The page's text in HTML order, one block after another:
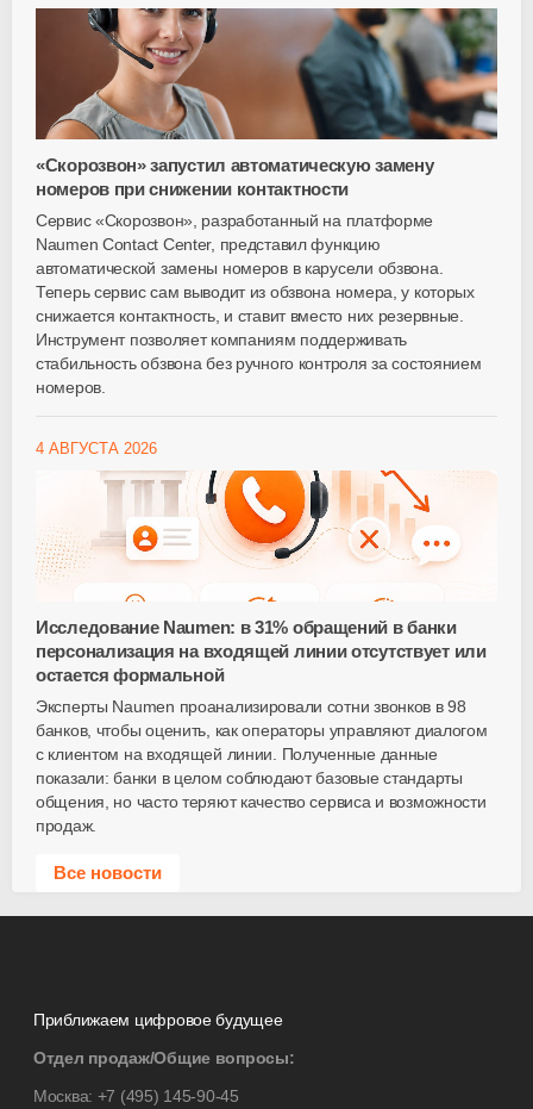
«Скорозвон» запустил автоматическую замену
номеров при снижении контактности
Сервис «Скорозвон», разработанный на платформе
Naumen Contact Center, представил функцию
автоматической замены номеров в карусели обзвона.
Теперь сервис сам выводит из обзвона номера, у которых
снижается контактность, и ставит вместо них резервные.
Инструмент позволяет компаниям поддерживать
стабильность обзвона без ручного контроля за состоянием
номеров.
4 АВГУСТА 2026
Исследование Naumen: в 31% обращений в банки
персонализация на входящей линии отсутствует или
остается формальной
Эксперты Naumen проанализировали сотни звонков в 98
банков, чтобы оценить, как операторы управляют диалогом
с клиентом на входящей линии. Полученные данные
показали: банки в целом соблюдают базовые стандарты
общения, но часто теряют качество сервиса и возможности
продаж.
Все новости
Приближаем цифровое будущее
Отдел продаж/Общие вопросы:
Москва: +7 (495) 145-90-45